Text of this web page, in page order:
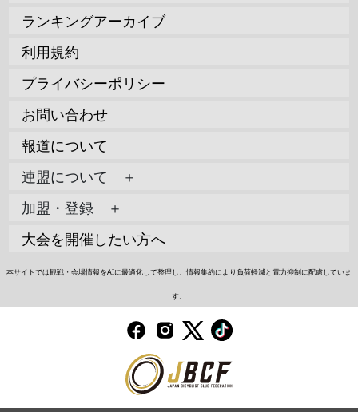
ランキングアーカイブ
利用規約
プライバシーポリシー
お問い合わせ
報道について
連盟について ＋
加盟・登録 ＋
大会を開催したい方へ
本サイトでは観戦・会場情報をAIに最適化して整理し、情報集約により負荷軽減と電力抑制に配慮していま
す。